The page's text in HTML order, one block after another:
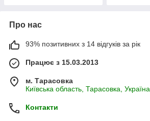
Про нас
93% позитивних з 14 відгуків за рік
Працює з 15.03.2013
м. Тарасовка
Київська область, Тарасовка, Україна
Контакти